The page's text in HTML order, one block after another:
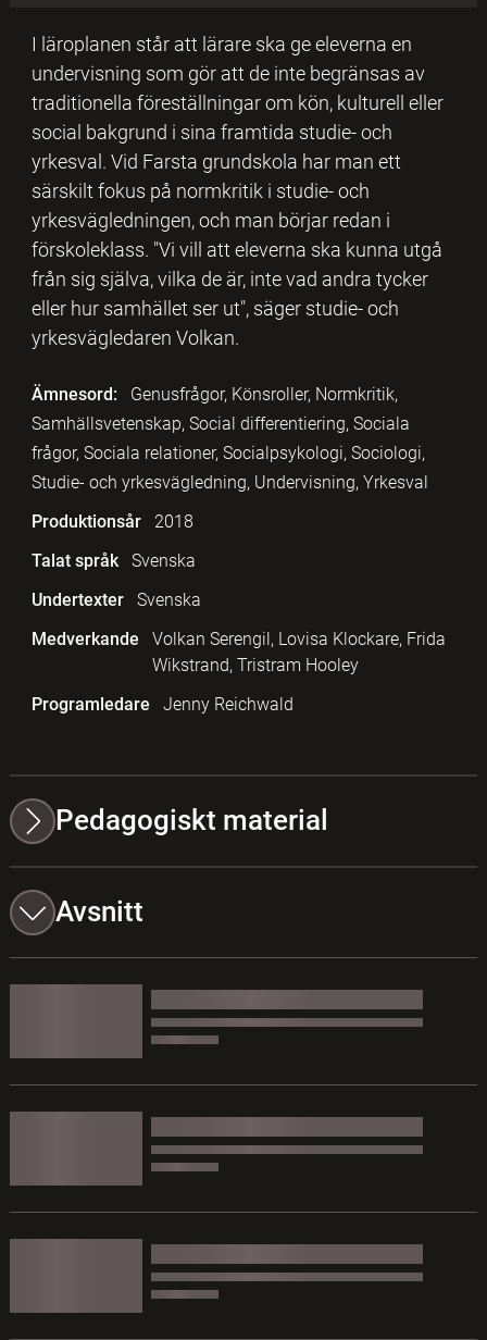
I läroplanen står att lärare ska ge eleverna en
undervisning som gör att de inte begränsas av
traditionella föreställningar om kön, kulturell eller
social bakgrund i sina framtida studie- och
yrkesval. Vid Farsta grundskola har man ett
särskilt fokus på normkritik i studie- och
yrkesvägledningen, och man börjar redan i
förskoleklass. "Vi vill att eleverna ska kunna utgå
från sig själva, vilka de är, inte vad andra tycker
eller hur samhället ser ut", säger studie- och
yrkesvägledaren Volkan.
Ämnesord:
Genusfrågor, Könsroller, Normkritik,
Samhällsvetenskap, Social differentiering, Sociala
frågor, Sociala relationer, Socialpsykologi, Sociologi,
Studie- och yrkesvägledning, Undervisning, Yrkesval
Produktionsår
2018
Talat språk
Svenska
Undertexter
Svenska
Medverkande
Volkan Serengil, Lovisa Klockare, Frida
Wikstrand, Tristram Hooley
Programledare
Jenny Reichwald
Pedagogiskt material
Avsnitt